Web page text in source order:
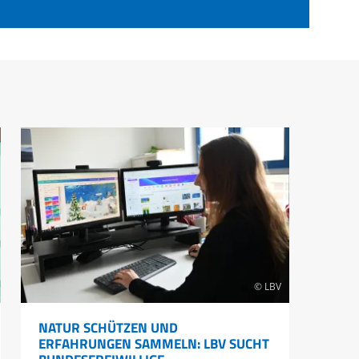
© LBV
NATUR SCHÜTZEN UND
ERFAHRUNGEN SAMMELN: LBV SUCHT